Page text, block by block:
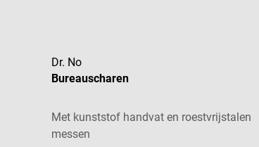
Dr. No
Bureauscharen
Met kunststof handvat en roestvrijstalen
messen